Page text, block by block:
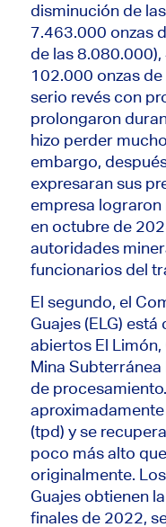
disminución de
7.463.000 onzas
de las
102.000 onzas
serio revés con
prolongaron
hizo perder
embargo,
expresaran sus
empresa
en octubre de
autoridades
funcionarios del
El segundo, el
Guajes (ELG)
abiertos El Limón,
Mina Subterránea
de
(tpd) y se
poco más alto
originalmente.
Guajes obtienen
finales de 2022,